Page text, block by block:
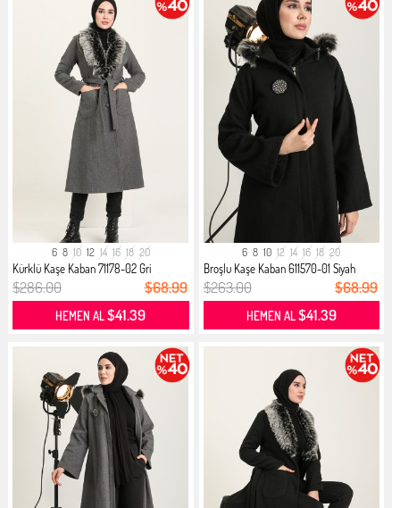
6 8 10 12 14 16 18 20
Kürklü Kaşe Kaban 71178-02 Gri
$286.00 $68.99
HEMEN AL$41.39
6 8 10 12 14 16 18 20
Broşlu Kaşe Kaban 611570-01 Siyah
$263.00 $68.99
HEMEN AL$41.39